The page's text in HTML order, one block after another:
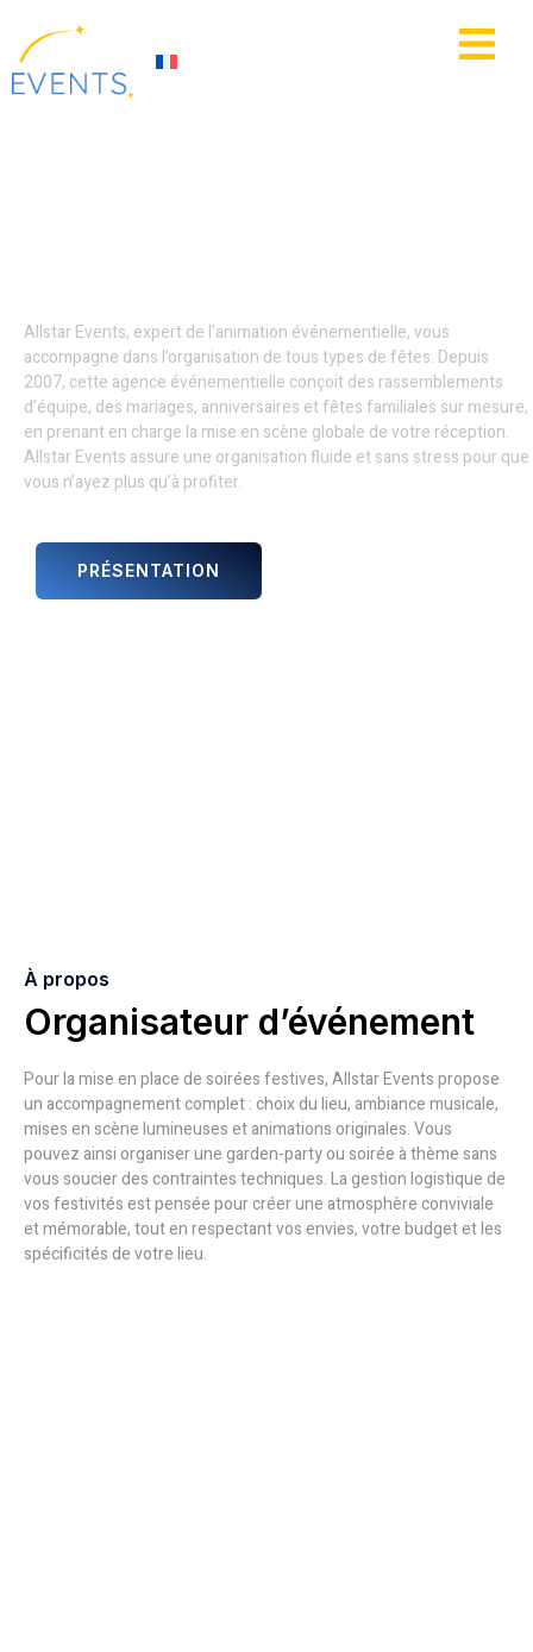
principal
Allstar Events, expert de l’animation événementielle, vous
accompagne dans l’organisation de tous types de fêtes. Depuis
2007, cette agence événementielle conçoit des rassemblements
d’équipe, des mariages, anniversaires et fêtes familiales sur mesure,
en prenant en charge la mise en scène globale de votre réception.
Allstar Events assure une organisation fluide et sans stress pour que
vous n’ayez plus qu’à profiter.
PRÉSENTATION
À propos
Organisateur d’événement
Pour la mise en place de soirées festives, Allstar Events propose
un accompagnement complet : choix du lieu, ambiance musicale,
mises en scène lumineuses et animations originales. Vous
pouvez ainsi organiser une garden-party ou soirée à thème sans
vous soucier des contraintes techniques. La gestion logistique de
vos festivités est pensée pour créer une atmosphère conviviale
et mémorable, tout en respectant vos envies, votre budget et les
spécificités de votre lieu.